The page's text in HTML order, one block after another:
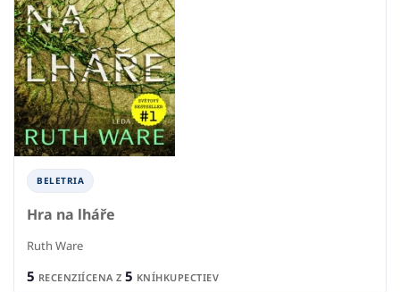
BELETRIA
Hra na lháře
Ruth Ware
5 RECENZIÍCENA Z 5 KNÍHKUPECTIEV